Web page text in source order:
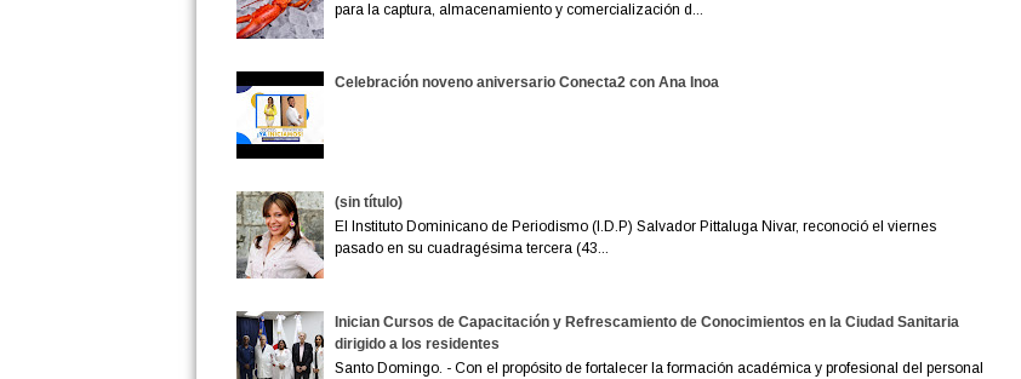
para la captura, almacenamiento y comercialización d...
Celebración noveno aniversario Conecta2 con Ana Inoa
(sin título)
El Instituto Dominicano de Periodismo (I.D.P) Salvador Pittaluga Nivar, reconoció el viernes
pasado en su cuadragésima tercera (43...
Inician Cursos de Capacitación y Refrescamiento de Conocimientos en la Ciudad Sanitaria
dirigido a los residentes
Santo Domingo. - Con el propósito de fortalecer la formación académica y profesional del personal